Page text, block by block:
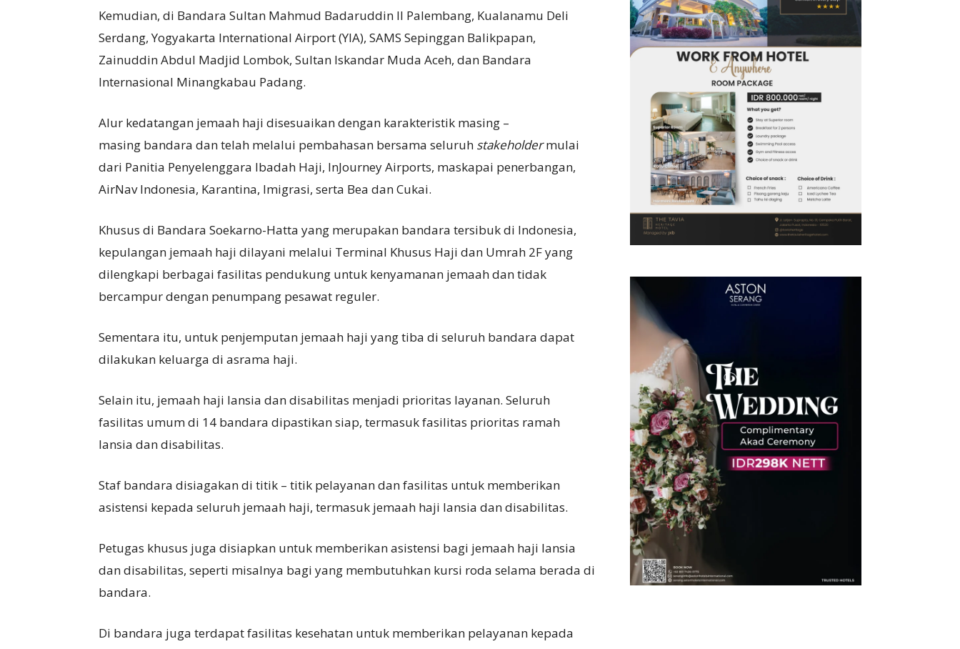
Kemudian, di Bandara Sultan Mahmud Badaruddin II Palembang, Kualanamu Deli
Serdang, Yogyakarta International Airport (YIA), SAMS Sepinggan Balikpapan,
Zainuddin Abdul Madjid Lombok, Sultan Iskandar Muda Aceh, dan Bandara
Internasional Minangkabau Padang.
Alur kedatangan jemaah haji disesuaikan dengan karakteristik masing –
masing bandara dan telah melalui pembahasan bersama seluruh stakeholdermulai
dari Panitia Penyelenggara Ibadah Haji, InJourney Airports, maskapai penerbangan,
AirNav Indonesia, Karantina, Imigrasi, serta Bea dan Cukai.
Khusus di Bandara Soekarno-Hatta yang merupakan bandara tersibuk di Indonesia,
kepulangan jemaah haji dilayani melalui Terminal Khusus Haji dan Umrah 2F yang
dilengkapi berbagai fasilitas pendukung untuk kenyamanan jemaah dan tidak
bercampur dengan penumpang pesawat reguler.
Sementara itu, untuk penjemputan jemaah haji yang tiba di seluruh bandara dapat
dilakukan keluarga di asrama haji.
Selain itu, jemaah haji lansia dan disabilitas menjadi prioritas layanan. Seluruh
fasilitas umum di 14 bandara dipastikan siap, termasuk fasilitas prioritas ramah
lansia dan disabilitas.
Staf bandara disiagakan di titik – titik pelayanan dan fasilitas untuk memberikan
asistensi kepada seluruh jemaah haji, termasuk jemaah haji lansia dan disabilitas.
Petugas khusus juga disiapkan untuk memberikan asistensi bagi jemaah haji lansia
dan disabilitas, seperti misalnya bagi yang membutuhkan kursi roda selama berada di
bandara.
Di bandara juga terdapat fasilitas kesehatan untuk memberikan pelayanan kepada